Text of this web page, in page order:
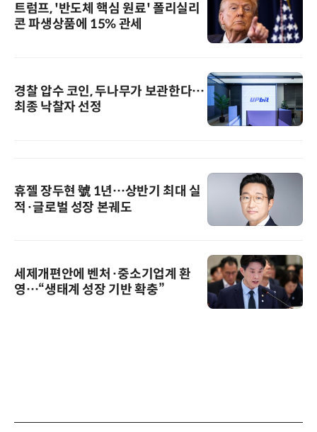
트럼프, '반도체 핵심 원료' 폴리실리
콘 파생상품에 15% 관세
경찰 압수 코인, 두나무가 보관한다…
최종 낙찰자 선정
휴젤 장두현 號 1년…상반기 최대 실
적·글로벌 성장 본궤도
세제개편안에 벤처·중소기업계 환
영…“생태계 성장 기반 확충”